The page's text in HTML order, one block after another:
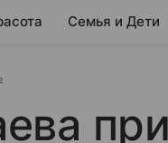
Семья и Дети